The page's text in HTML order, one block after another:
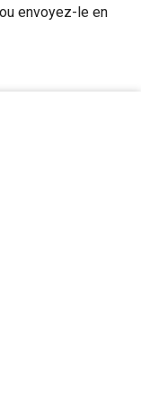
envoyez-le en